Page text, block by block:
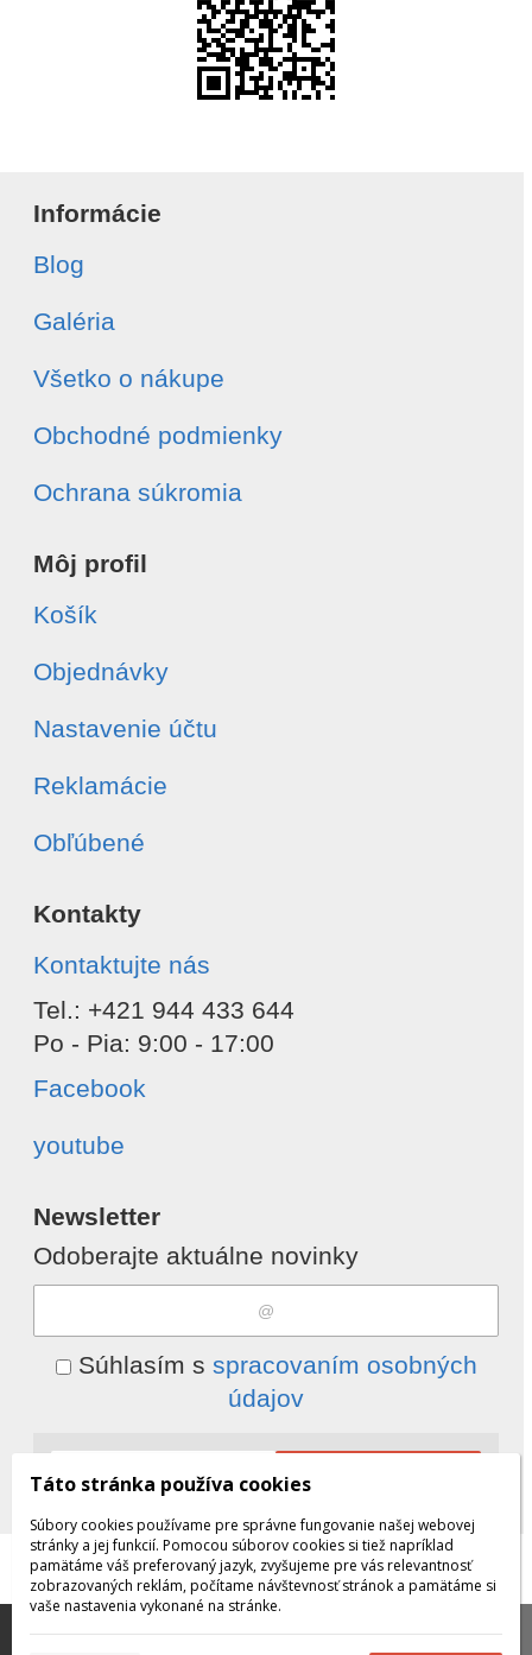
Informácie
Blog
Galéria
Všetko o nákupe
Obchodné podmienky
Ochrana súkromia
Môj profil
Košík
Objednávky
Nastavenie účtu
Reklamácie
Obľúbené
Kontakty
Kontaktujte nás
Tel.: +421 944 433 644
Po - Pia: 9:00 - 17:00
Facebook
youtube
Newsletter
Odoberajte aktuálne novinky
Súhlasím s spracovaním osobných
údajov
© 2026 WEXBO |www.wexbo.com|Prihlásiť
Táto stránka používa cookies
Súbory cookies používame pre správne fungovanie našej webovej
stránky a jej funkcií. Pomocou súborov cookies si tiež napríklad
pamätáme váš preferovaný jazyk, zvyšujeme pre vás relevantnosť
zobrazovaných reklám, počítame návštevnosť stránok a pamätáme si
vaše nastavenia vykonané na stránke.